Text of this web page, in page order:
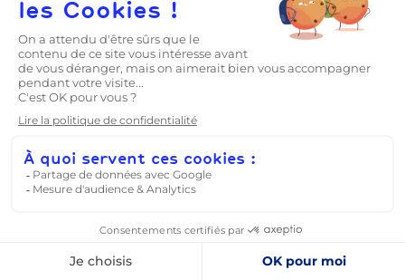
choix techniques alignés avec le terrain.
Pourquoi confier son
audit Microsoft 365 à
un partenaire externe
change la donne ?
Réaliser unaudit Microsoft 365 en interne est